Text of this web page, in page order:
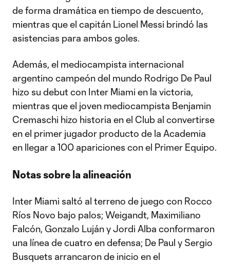
de forma dramática en tiempo de descuento,
mientras que el capitán Lionel Messi brindó las
asistencias para ambos goles.
Además, el mediocampista internacional
argentino campeón del mundo Rodrigo De Paul
hizo su debut con Inter Miami en la victoria,
mientras que el joven mediocampista Benjamin
Cremaschi hizo historia en el Club al convertirse
en el primer jugador producto de la Academia
en llegar a 100 apariciones con el Primer Equipo.
Notas sobre la alineación
Inter Miami saltó al terreno de juego con Rocco
Ríos Novo bajo palos; Weigandt, Maximiliano
Falcón, Gonzalo Luján y Jordi Alba conformaron
una línea de cuatro en defensa; De Paul y Sergio
Busquets arrancaron de inicio en el